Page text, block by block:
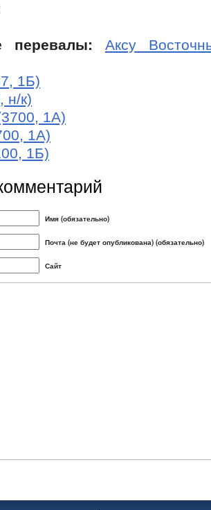
перевалы:
Аксу
1Б)
н/к)
1А)
1А)
1Б)
Имя (обязательно)
Почта (не будет опубликована) (обязательно)
Сайт